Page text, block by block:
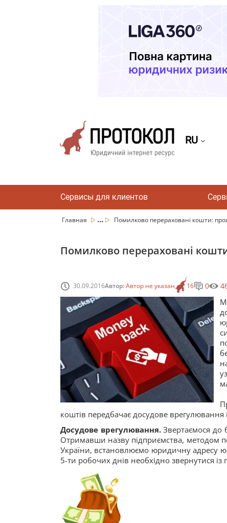
RU
Сервисы для клиентов
Главная ... Помилково перераховані кошти:
Помилково перераховані
30.09.2016Автор:Автор не указан 16 0
коштів передбачає досудове
Досудове врегулювання.Звертаємося до
Отримавши назву підприємства, методом
України, встановлюємо юридичну адресу
5-ти робочих днів необхідно звернутися